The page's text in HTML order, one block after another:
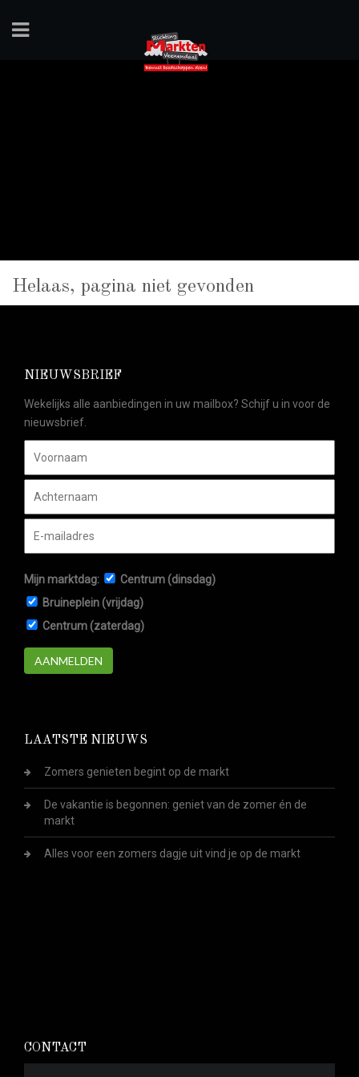
Helaas, pagina niet gevonden
NIEUWSBRIEF
Wekelijks alle aanbiedingen in uw mailbox? Schijf u in voor de
nieuwsbrief.
Mijn marktdag:
Centrum (dinsdag)
Bruineplein (vrijdag)
Centrum (zaterdag)
AANMELDEN
LAATSTE NIEUWS
Zomers genieten begint op de markt
De vakantie is begonnen: geniet van de zomer én de
markt
Alles voor een zomers dagje uit vind je op de markt
CONTACT